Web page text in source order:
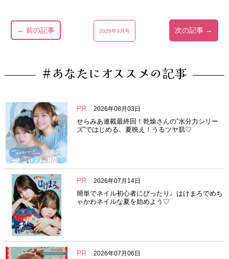
← 前の記事 2026年3月号 次の記事 →
#あなたにオススメの記事
PR 2026年08月03日
せらみあ連載最終回！乾燥さんの”水分力シリー
ズ”ではじめる、夏映え！うるツヤ肌♡
PR 2026年07月14日
簡単でネイル初心者にぴったり♩はけまろでめち
ゃかわネイルな夏を始めよう♡
PR 2026年07月06日